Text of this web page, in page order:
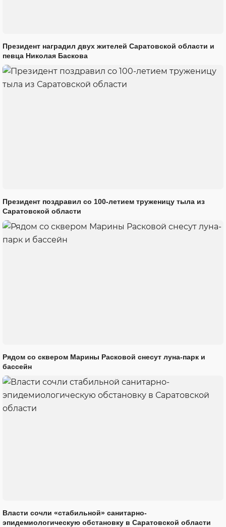
Президент наградил двух жителей Саратовской области и
певца Николая Баскова
Президент поздравил со 100-летием труженицу тыла из
Саратовской области
Рядом со сквером Марины Расковой снесут луна-парк и
бассейн
Власти сочли «стабильной» санитарно-
эпидемиологическую обстановку в Саратовской области